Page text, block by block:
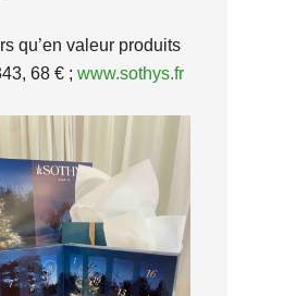
qu’en valeur produits
68 € ; www.sothys.fr